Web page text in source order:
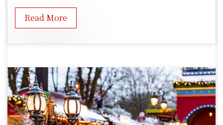
Read More